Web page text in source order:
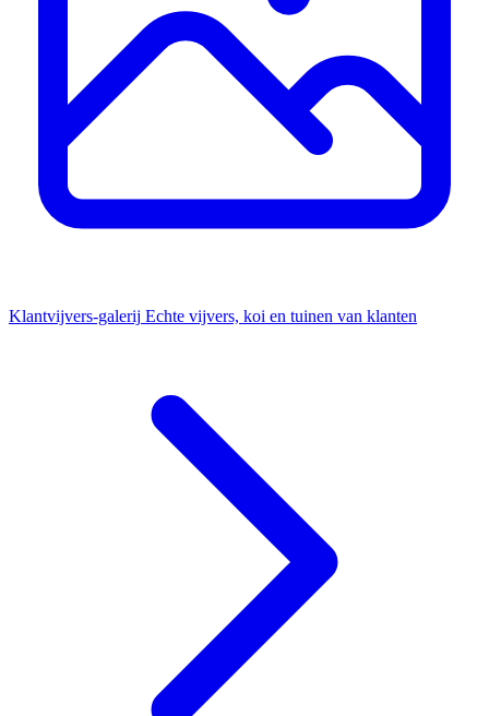
Klantvijvers-galerij Echte vijvers, koi en tuinen van klanten